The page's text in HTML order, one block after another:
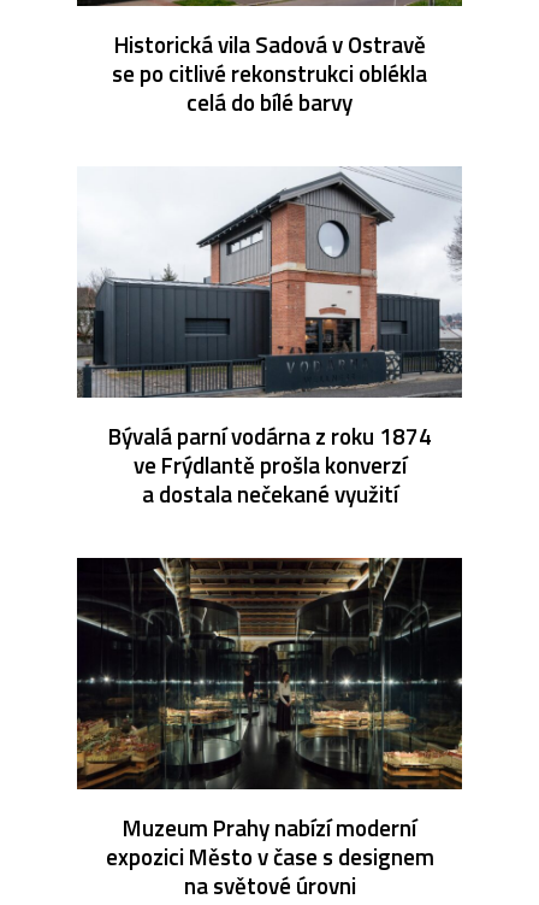
Historická vila Sadová v Ostravě
se po citlivé rekonstrukci oblékla
celá do bílé barvy
Bývalá parní vodárna z roku 1874
ve Frýdlantě prošla konverzí
a dostala nečekané využití
Muzeum Prahy nabízí moderní
expozici Město v čase s designem
na světové úrovni